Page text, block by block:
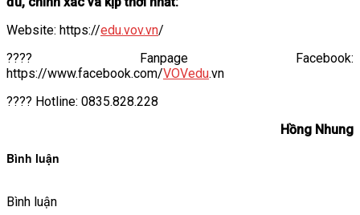
Website: https://edu.vov.vn/
???? Fanpage Facebook:
https://www.facebook.com/VOVedu.vn
???? Hotline: 0835.828.228
Hồng Nhung
Bình luận
Bình luận